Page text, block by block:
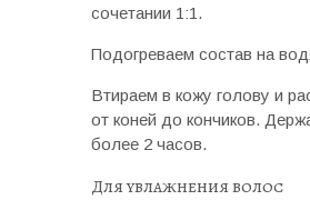
сочетании 1:1.
Подогреваем состав на
Втираем в кожу голову и
от коней до кончиков.
более 2 часов.
Для увлажнения волос